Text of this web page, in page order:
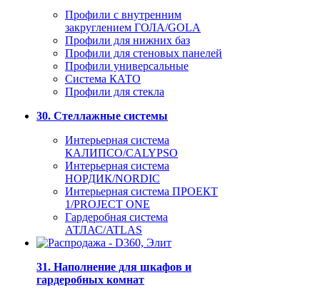
Профили с внутренним
закруглением ГОЛА/GOLA
Профили для нижних баз
Профили для стеновых панелей
Профили универсальные
Система КАТО
Профили для стекла
30. Стеллажные системы
Интерьерная система
КАЛИПСО/CALYPSO
Интерьерная система
НОРДИК/NORDIC
Интерьерная система ПРОЕКТ
1/PROJECT ONE
Гардеробная система
АТЛАС/ATLAS
31. Наполнение для шкафов и
гардеробных комнат